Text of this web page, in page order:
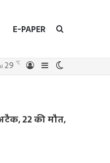
E-PAPER Search
Sidebar
Log
29 ℃
22 की मौत,